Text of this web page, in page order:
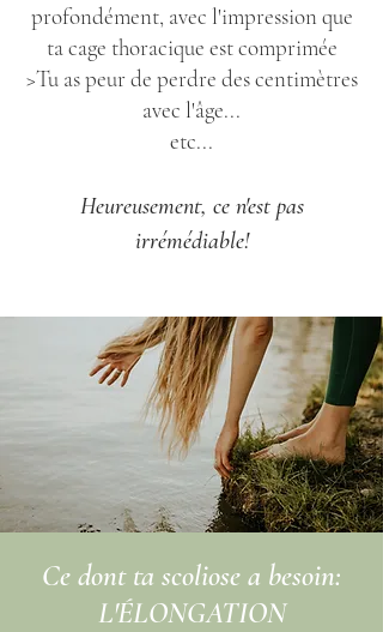
profondément, avec l'impression que
ta cage thoracique est comprimée
>Tu as peur de perdre des centimètres
avec l'âge...
etc...
Heureusement, ce n'est pas
irrémédiable!
Ce dont ta scoliose a besoin:
L'ÉLONGATION